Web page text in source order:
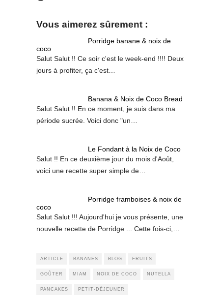
Vous aimerez sûrement :
Porridge banane & noix de
coco
Salut Salut !! Ce soir c'est le week-end !!!! Deux
jours à profiter, ça c'est…
Banana & Noix de Coco Bread
Salut Salut !! En ce moment, je suis dans ma
période sucrée. Voici donc "un…
Le Fondant à la Noix de Coco
Salut !! En ce deuxième jour du mois d'Août,
voici une recette super simple de…
Porridge framboises & noix de
coco
Salut Salut !!! Aujourd'hui je vous présente, une
nouvelle recette de Porridge ... Cette fois-ci,…
ARTICLE BANANES BLOG FRUITS
GOÛTER MIAM NOIX DE COCO NUTELLA
PANCAKES PETIT-DÉJEUNER